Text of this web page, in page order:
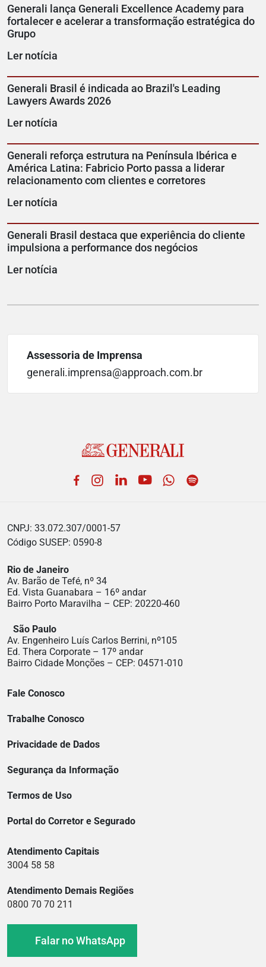
Generali lança Generali Excellence Academy para
fortalecer e acelerar a transformação estratégica do
Grupo
Ler notícia
Generali Brasil é indicada ao Brazil's Leading
Lawyers Awards 2026
Ler notícia
Generali reforça estrutura na Península Ibérica e
América Latina: Fabricio Porto passa a liderar
relacionamento com clientes e corretores
Ler notícia
Generali Brasil destaca que experiência do cliente
impulsiona a performance dos negócios
Ler notícia
Assessoria de Imprensa
generali.imprensa@approach.com.br
Facebook
Instagram
LinkedIn
YouTubeWhatsApp
CNPJ: 33.072.307/0001-57
Código SUSEP: 0590-8
Rio de Janeiro
Av. Barão de Tefé, nº 34
Ed. Vista Guanabara – 16º andar
Bairro Porto Maravilha – CEP: 20220-460
São Paulo
Av. Engenheiro Luís Carlos Berrini, nº105
Ed. Thera Corporate – 17º andar
Bairro Cidade Monções – CEP: 04571-010
Fale Conosco
Trabalhe Conosco
Privacidade de Dados
Segurança da Informação
Termos de Uso
Portal do Corretor e Segurado
Atendimento Capitais
3004 58 58
Atendimento Demais Regiões
0800 70 70 211
Falar no WhatsApp